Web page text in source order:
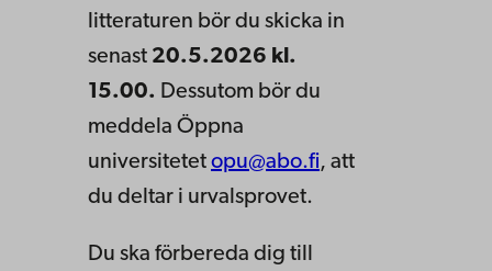
litteraturen bör du skicka in
senast 20.5.2026 kl.
15.00. Dessutom bör du
meddela Öppna
universitetet opu@abo.fi, att
du deltar i urvalsprovet.
Du ska förbereda dig till